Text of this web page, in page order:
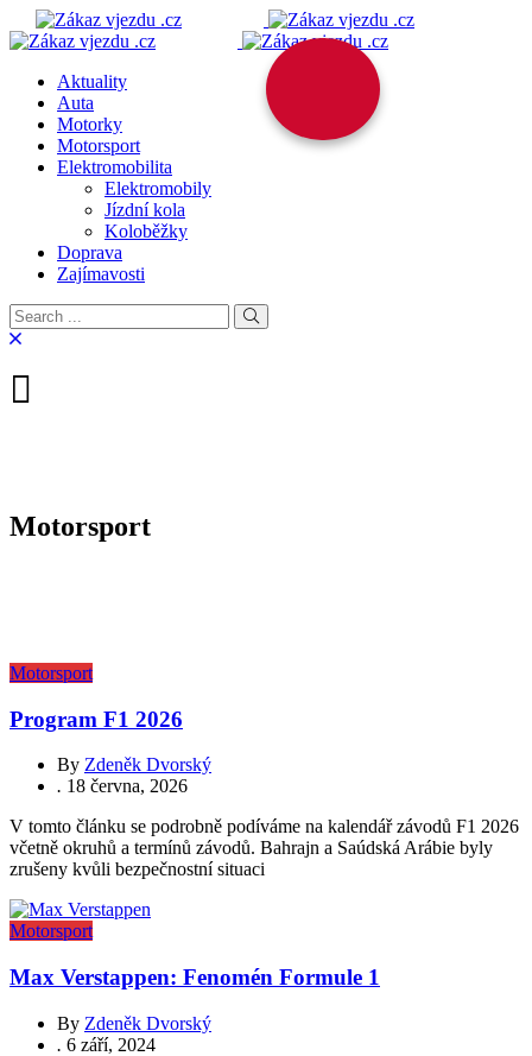
Aktuality
Auta
Motorky
Motorsport
Elektromobilita
Elektromobily
Jízdní kola
Koloběžky
Doprava
Zajímavosti
Motorsport
Motorsport
Program F1 2026
By Zdeněk Dvorský
. 18 června, 2026
V tomto článku se podrobně podíváme na kalendář závodů F1 2026
včetně okruhů a termínů závodů. Bahrajn a Saúdská Arábie byly
zrušeny kvůli bezpečnostní situaci
Motorsport
Max Verstappen: Fenomén Formule 1
By Zdeněk Dvorský
. 6 září, 2024